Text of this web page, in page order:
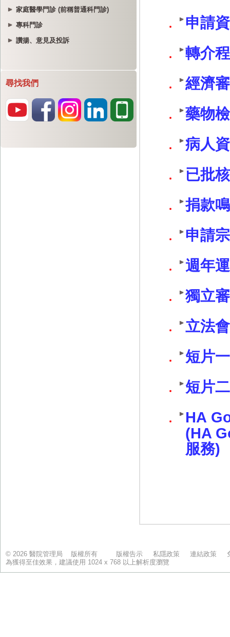
家庭醫學門診 (前稱普通科門診)
專科門診
讚揚、意見及投訴
尋找我們
© 2026 醫院管理局 版權所有 版權告示 私隱政策 連結政策
為獲得至佳效果，建議使用 1024 x 768 以上解析度瀏覽